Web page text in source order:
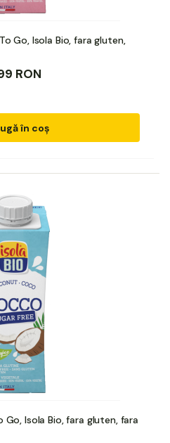
Go, Isola Bio, fara gluten,
RON
în coș
Isola Bio, fara gluten, fara